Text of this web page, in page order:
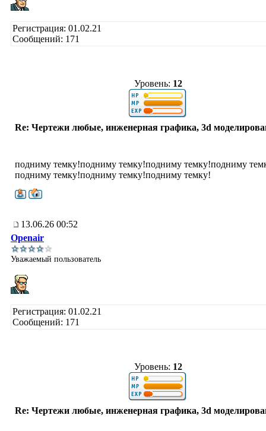
Регистрация: 01.02.21
Сообщений: 171
Уровень: 12
Re: Чертежи любые, инженерная графика, 3d
подниму темку!подниму темку!подниму темку!подниму
подниму темку!подниму темку!подниму темку!
13.06.26 00:52
Openair
Уважаемый пользователь
Регистрация: 01.02.21
Сообщений: 171
Уровень: 12
Re: Чертежи любые, инженерная графика, 3d